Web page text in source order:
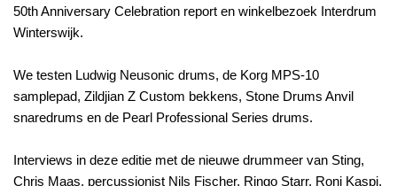
50th Anniversary Celebration report en winkelbezoek Interdrum
Winterswijk.
We testen Ludwig Neusonic drums, de Korg MPS-10
samplepad, Zildjian Z Custom bekkens, Stone Drums Anvil
snaredrums en de Pearl Professional Series drums.
Interviews in deze editie met de nieuwe drummeer van Sting,
Chris Maas, percussionist Nils Fischer, Ringo Starr, Roni Kaspi,